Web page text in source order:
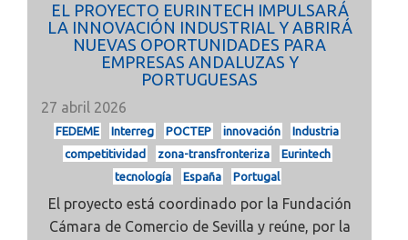
EL PROYECTO EURINTECH IMPULSARÁ
LA INNOVACIÓN INDUSTRIAL Y ABRIRÁ
NUEVAS OPORTUNIDADES PARA
EMPRESAS ANDALUZAS Y
PORTUGUESAS
27 abril 2026
FEDEME Interreg POCTEP innovación
Industria
competitividad
zona-transfronteriza
Eurintech
tecnología
España Portugal
El proyecto está coordinado por la Fundación
Cámara de Comercio de Sevilla y reúne, por la